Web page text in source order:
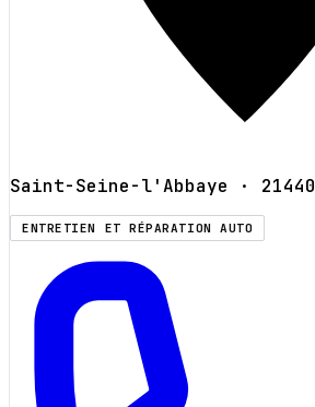
Saint-Seine-l'Abbaye · 21440
ENTRETIEN ET RÉPARATION AUTO